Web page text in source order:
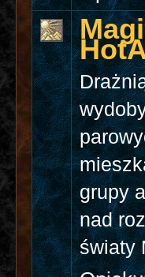
grupy
nad
światy